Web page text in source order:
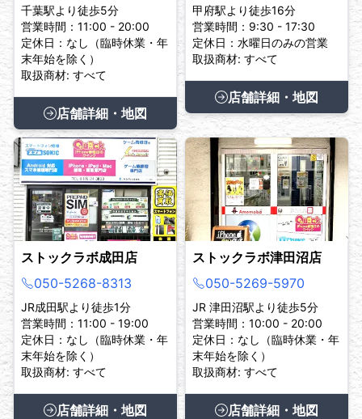
千葉駅より徒歩5分
営業時間：11:00 - 20:00
定休日：なし（臨時休業・年
末年始を除く）
取扱商材: すべて
店舗詳細・地図
甲府駅より徒歩16分
営業時間：9:30 - 17:30
定休日：水曜日のみの営業
取扱商材: すべて
店舗詳細・地図
ストックラボ成田店
050-5268-8313
JR成田駅より徒歩1分
営業時間：11:00 - 19:00
定休日：なし（臨時休業・年
末年始を除く）
取扱商材: すべて
店舗詳細・地図
ストックラボ津田沼店
050-5269-5970
JR 津田沼駅より徒歩5分
営業時間：10:00 - 20:00
定休日：なし（臨時休業・年
末年始を除く）
取扱商材: すべて
店舗詳細・地図